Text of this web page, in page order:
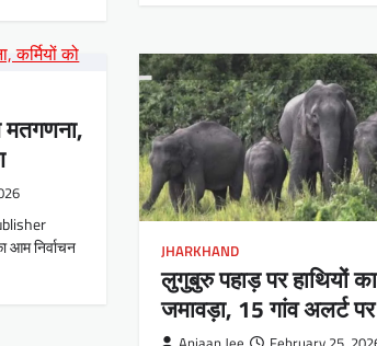
मतगणना,
आम निर्वाचन
JHARKHAND
लुगुबुरु पहाड़ पर हाथियों का
जमावड़ा, 15 गांव अलर्ट पर